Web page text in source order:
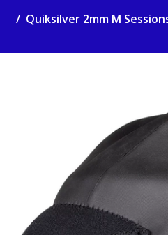
Quiksilver 2mm M